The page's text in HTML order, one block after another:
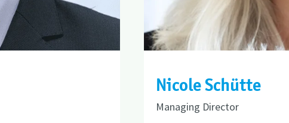
Nicole Schütte
Managing Director